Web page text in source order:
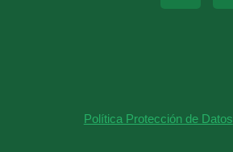
Política Protección de Datos